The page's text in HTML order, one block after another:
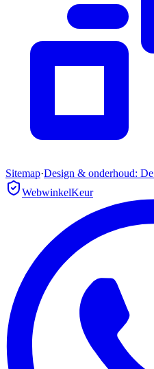
Sitemap·Design & onderhoud:
WebwinkelKeur